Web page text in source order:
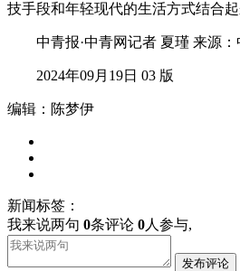
技手段和年轻现代的生活方式结合起
中青报·中青网记者 夏瑾 来源：
2024年09月19日 03 版
编辑：陈梦伊
新闻标签：
我来说两句 0条评论 0人参与,
发布评论